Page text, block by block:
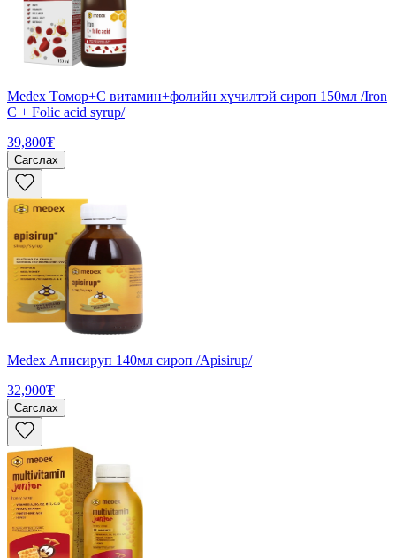
Medex Төмөр+С витамин+фолийн хүчилтэй сироп 150мл /Iron
C + Folic acid syrup/
39,800₮
Сагслах
Medex Аписируп 140мл сироп /Apisirup/
32,900₮
Сагслах